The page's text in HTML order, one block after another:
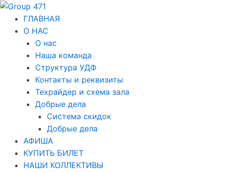
Перейти
содержимому
ГЛАВНАЯ
О НАС
О нас
Наша команда
Структура УДФ
Контакты и реквизиты
Техрайдер и схема зала
Добрые дела
Система скидок
Добрые дела
АФИША
КУПИТЬ БИЛЕТ
НАШИ КОЛЛЕКТИВЫ
Навигация
по
записям